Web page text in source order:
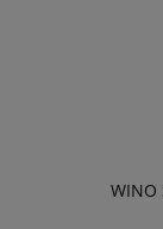
WINO